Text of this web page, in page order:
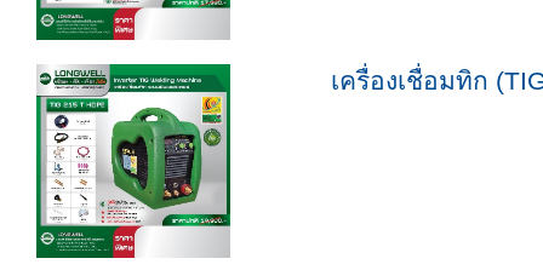
เครื่องเชื่อมทิก